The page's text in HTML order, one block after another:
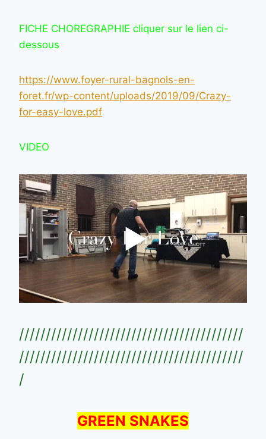
FICHE CHOREGRAPHIE cliquer sur le lien ci-
dessous
https://www.foyer-rural-bagnols-en-
foret.fr/wp-content/uploads/2019/09/Crazy-
for-easy-love.pdf
VIDEO
//////////////////////////////////////////
//////////////////////////////////////////
/
GREEN SNAKES